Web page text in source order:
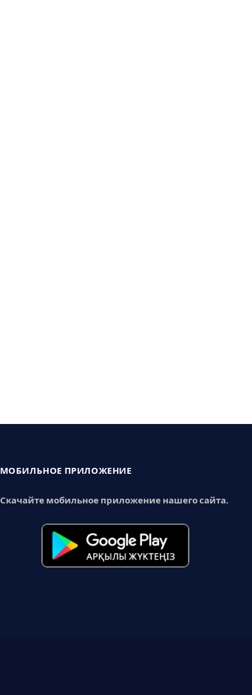
МОБИЛЬНОЕ ПРИЛОЖЕНИЕ
Скачайте мобильное приложение нашего сайта.